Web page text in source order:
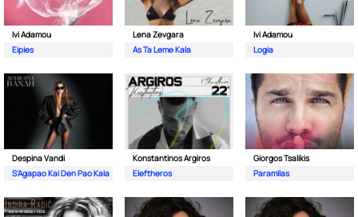
Ivi Adamou
Eipies
Lena Zevgara
As Ta Leme Kala
Ivi Adamou
Logia
Despina Vandi
S'Agapao Kai Den Pao Kala
Konstantinos Argiros
Eleftheros
Giorgos Tsalikis
Paramilas